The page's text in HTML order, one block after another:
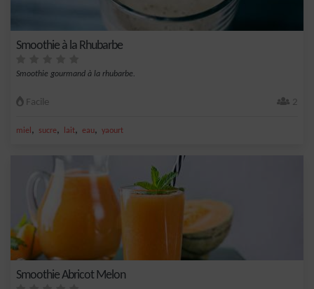
Smoothie à la Rhubarbe
Smoothie gourmand à la rhubarbe.
Facile 2
miel , sucre, lait, eau, yaourt
Smoothie Abricot Melon